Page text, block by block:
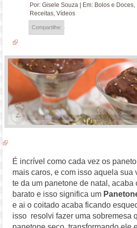
Por:Gisele Souza | Em: Bolos e Doces,
Receitas,Vídeos
Compartilhe:
É incrível como cada vez os
mais caros, e com isso aquela sua
te da um panetone de natal, acaba
barato e isso significa um
e ai o coitado acaba ficando
isso resolvi fazer uma sobremesa